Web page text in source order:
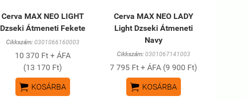
Cerva MAX NEO LIGHT
Dzseki Átmeneti Fekete
Cikkszám:0301066160003
10 370 Ft + ÁFA
(13 170 Ft)
 KOSÁRBA
Cerva MAX NEO LADY
Light Dzseki Átmeneti
Navy
Cikkszám: 0301067141003
7 795 Ft + ÁFA (9 900 Ft)
 KOSÁRBA